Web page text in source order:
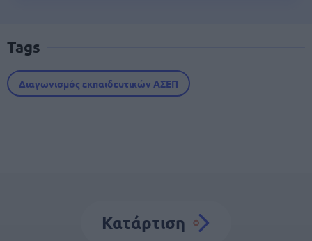
Tags
Διαγωνισμός εκπαιδευτικών ΑΣΕΠ
Κατάρτιση